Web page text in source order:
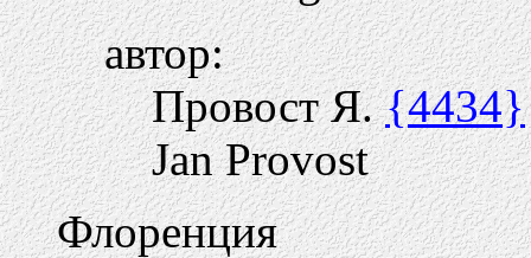
автор:
Провост Я.{4434}
Jan Provost
Флоренция